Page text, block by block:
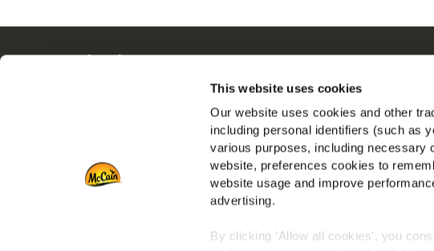
This website uses cookies
Our website uses cookies and other
including personal identifiers (such as
various purposes, including necessary
website, preferences cookies to
website usage and improve
advertising.
By clicking 'Allow all cookies', you
Navigatie
Downloads
Over ons
Driven by Our
Banen
Veelgestelde
Dienst
Retail